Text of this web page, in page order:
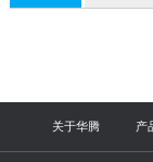
关于华腾 产